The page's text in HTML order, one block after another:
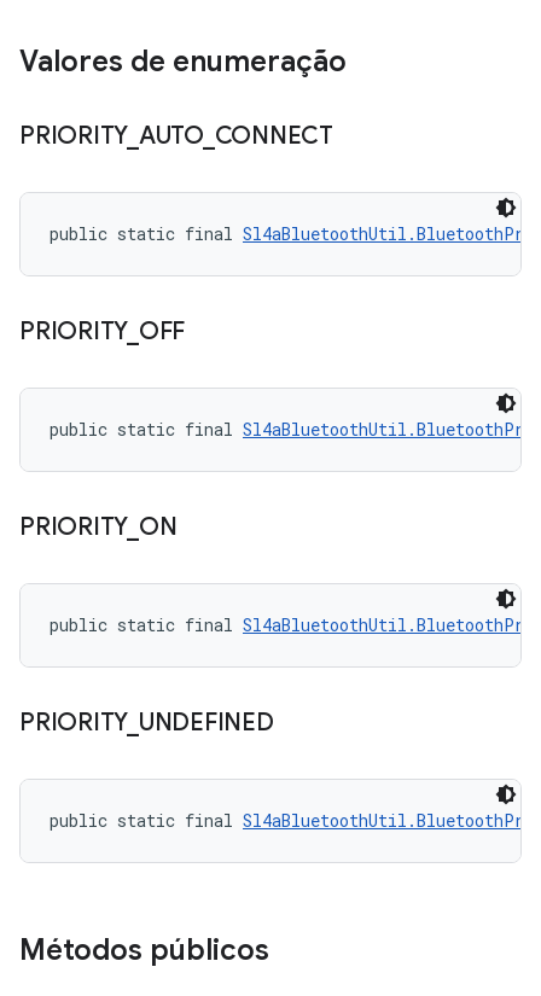
Valores de enumeração
PRIORITY_ AUTO_ CONNECT
public static final
PRIORITY_ OFF
public static final
PRIORITY_ ON
public static final
PRIORITY_ UNDEFINED
public static final
Métodos públicos